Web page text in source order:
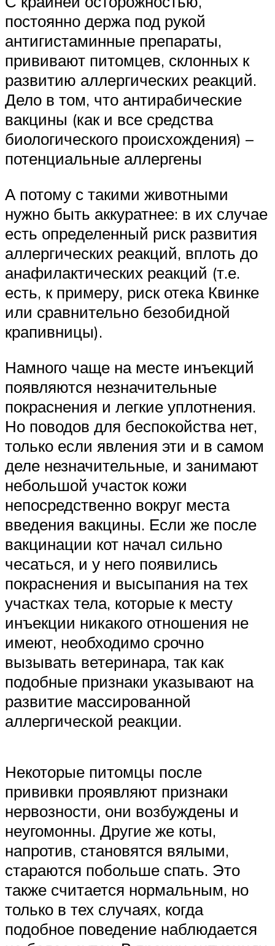
постоянно держа под рукой
антигистаминные препараты,
прививают питомцев, склонных к
развитию аллергических реакций.
Дело в том, что антирабические
вакцины (как и все средства
биологического происхождения) –
потенциальные аллергены
А потому с такими животными
нужно быть аккуратнее: в их случае
есть определенный риск развития
аллергических реакций, вплоть до
анафилактических реакций (т.е.
есть, к примеру, риск отека Квинке
или сравнительно безобидной
крапивницы).
Намного чаще на месте инъекций
появляются незначительные
покраснения и легкие уплотнения.
Но поводов для беспокойства нет,
только если явления эти и в самом
деле незначительные, и занимают
небольшой участок кожи
непосредственно вокруг места
введения вакцины. Если же после
вакцинации кот начал сильно
чесаться, и у него появились
покраснения и высыпания на тех
участках тела, которые к месту
инъекции никакого отношения не
имеют, необходимо срочно
вызывать ветеринара, так как
подобные признаки указывают на
развитие массированной
аллергической реакции.
Некоторые питомцы после
прививки проявляют признаки
нервозности, они возбуждены и
неугомонны. Другие же коты,
напротив, становятся вялыми,
стараются побольше спать. Это
также считается нормальным, но
только в тех случаях, когда
подобное поведение наблюдается